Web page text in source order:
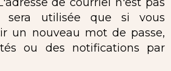
utilisée que si vous
un nouveau mot de passe,
ou des notifications par